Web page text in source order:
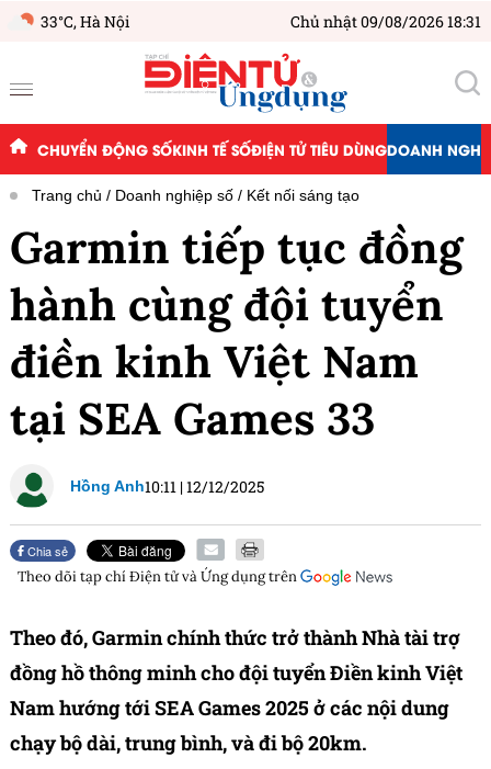
33°C,Hà Nội Chủ nhật 09/08/2026 18:31
CHUYỂN ĐỘNG SỐKINH TẾ SỐĐIỆN TỬ TIÊU DÙNGDOANH
Trang chủ Doanh nghiệp số Kết nối sáng tạo
Garmin tiếp tục đồng
hành cùng đội tuyển
điền kinh Việt Nam
tại SEA Games 33
Hồng Anh10:11 |12/12/2025
Chia sẻ
Theo dõi tạp chíĐiện tử và Ứng dụngtrên
Theo đó, Garmin chính thức trở thành Nhà tài trợ
đồng hồ thông minh cho đội tuyển Điền kinh Việt
Nam hướng tới SEA Games 2025 ở các nội dung
chạy bộ dài, trung bình, và đi bộ 20km.